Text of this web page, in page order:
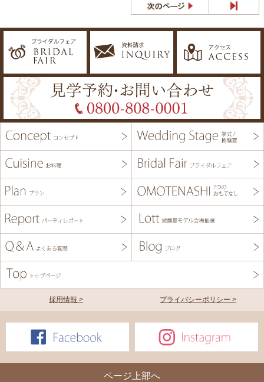
採用情報 > プライバシーポリシー >
ページ上部へ